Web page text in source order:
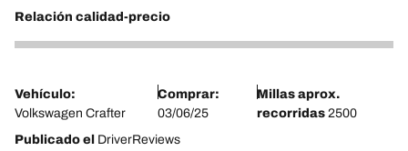
Relación calidad-precio
4
Vehículo:
Volkswagen Crafter
Comprar:
03/06/25
Millas aprox.
recorridas 2500
Publicado el DriverReviews